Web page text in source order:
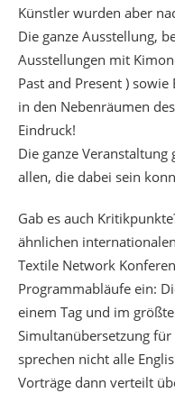
Künstler wurden aber
Die ganze Ausstellung,
Ausstellungen mit
Past and Present )
in den Nebenräumen
Eindruck!
Die ganze
allen, die dabei sein
Gab es auch
ähnlichen
Textile Network
Programmabläufe ein:
einem Tag und im
Simultanübersetzung
sprechen nicht alle
Vorträge dann verteilt